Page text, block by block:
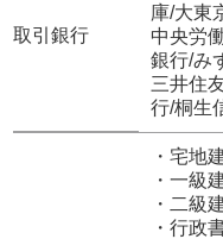
取引銀行
庫/大東
中央労
銀行/み
三井住
行/桐生
・宅地
・一級
・二級
・行政